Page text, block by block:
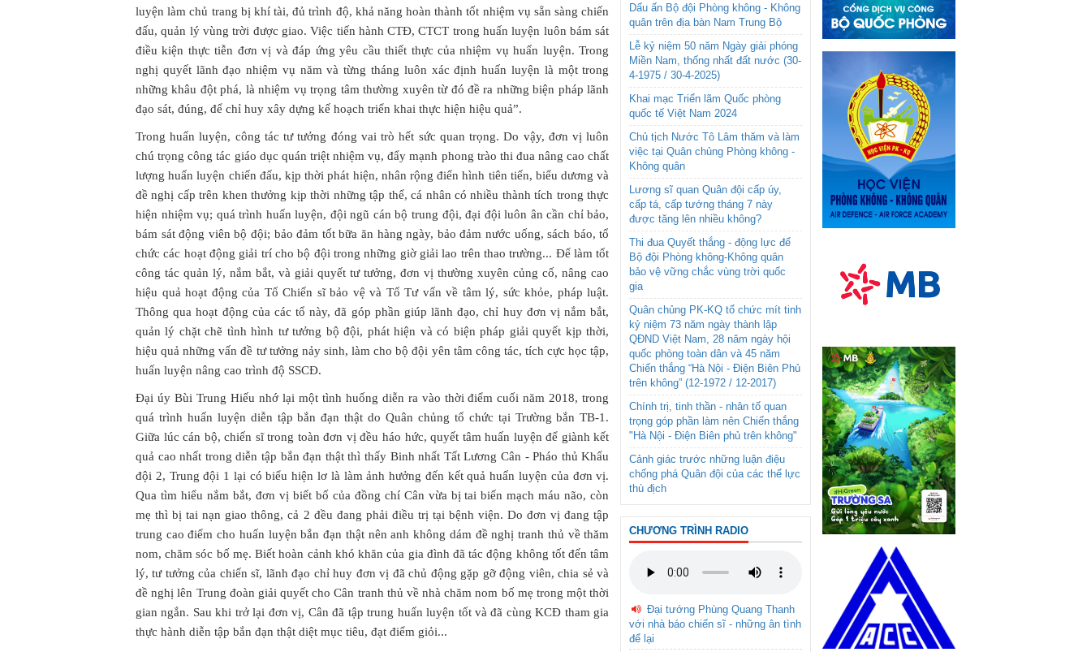
luyện làm chủ trang bị khí tài, đủ trình độ, khả năng hoàn thành tốt nhiệm vụ sẵn sàng chiến
đấu, quản lý vùng trời được giao. Việc tiến hành CTĐ, CTCT trong huấn luyện luôn bám sát
điều kiện thực tiễn đơn vị và đáp ứng yêu cầu thiết thực của nhiệm vụ huấn luyện. Trong
nghị quyết lãnh đạo nhiệm vụ năm và từng tháng luôn xác định huấn luyện là một trong
những khâu đột phá, là nhiệm vụ trọng tâm thường xuyên từ đó đề ra những biện pháp lãnh
đạo sát, đúng, để chỉ huy xây dựng kế hoạch triển khai thực hiện hiệu quả”.
Trong huấn luyện, công tác tư tưởng đóng vai trò hết sức quan trọng. Do vậy, đơn vị luôn
chú trọng công tác giáo dục quán triệt nhiệm vụ, đẩy mạnh phong trào thi đua nâng cao chất
lượng huấn luyện chiến đấu, kịp thời phát hiện, nhân rộng điển hình tiên tiến, biểu dương và
đề nghị cấp trên khen thưởng kịp thời những tập thể, cá nhân có nhiều thành tích trong thực
hiện nhiệm vụ; quá trình huấn luyện, đội ngũ cán bộ trung đội, đại đội luôn ân cần chỉ bảo,
bám sát động viên bộ đội; bảo đảm tốt bữa ăn hàng ngày, bảo đảm nước uống, sách báo, tổ
chức các hoạt động giải trí cho bộ đội trong những giờ giải lao trên thao trường... Để làm tốt
công tác quản lý, nắm bắt, và giải quyết tư tưởng, đơn vị thường xuyên củng cố, nâng cao
hiệu quả hoạt động của Tổ Chiến sĩ bảo vệ và Tổ Tư vấn về tâm lý, sức khỏe, pháp luật.
Thông qua hoạt động của các tổ này, đã góp phần giúp lãnh đạo, chỉ huy đơn vị nắm bắt,
quản lý chặt chẽ tình hình tư tưởng bộ đội, phát hiện và có biện pháp giải quyết kịp thời,
hiệu quả những vấn đề tư tưởng nảy sinh, làm cho bộ đội yên tâm công tác, tích cực học tập,
huấn luyện nâng cao trình độ SSCĐ.
Đại úy Bùi Trung Hiếu nhớ lại một tình huống diễn ra vào thời điểm cuối năm 2018, trong
quá trình huấn luyện diễn tập bắn đạn thật do Quân chủng tổ chức tại Trường bắn TB-1.
Giữa lúc cán bộ, chiến sĩ trong toàn đơn vị đều háo hức, quyết tâm huấn luyện để giành kết
quả cao nhất trong diễn tập bắn đạn thật thì thấy Binh nhất Tất Lương Cân - Pháo thủ Khẩu
đội 2, Trung đội 1 lại có biểu hiện lơ là làm ảnh hưởng đến kết quả huấn luyện của đơn vị.
Qua tìm hiểu nắm bắt, đơn vị biết bố của đồng chí Cân vừa bị tai biến mạch máu não, còn
mẹ thì bị tai nạn giao thông, cả 2 đều đang phải điều trị tại bệnh viện. Do đơn vị đang tập
trung cao điểm cho huấn luyện bắn đạn thật nên anh không dám đề nghị tranh thủ về thăm
nom, chăm sóc bố mẹ. Biết hoàn cảnh khó khăn của gia đình đã tác động không tốt đến tâm
lý, tư tưởng của chiến sĩ, lãnh đạo chỉ huy đơn vị đã chủ động gặp gỡ động viên, chia sẻ và
đề nghị lên Trung đoàn giải quyết cho Cân tranh thủ về nhà chăm nom bố mẹ trong một thời
gian ngắn. Sau khi trở lại đơn vị, Cân đã tập trung huấn luyện tốt và đã cùng KCĐ tham gia
thực hành diễn tập bắn đạn thật diệt mục tiêu, đạt điểm giỏi...
Dấu ấn Bộ đội Phòng không - Không
quân trên địa bàn Nam Trung Bộ
Lễ kỷ niệm 50 năm Ngày giải phóng
Miền Nam, thống nhất đất nước (30-
4-1975 / 30-4-2025)
Khai mạc Triển lãm Quốc phòng
quốc tế Việt Nam 2024
Chủ tịch Nước Tô Lâm thăm và làm
việc tại Quân chủng Phòng không -
Không quân
Lương sĩ quan Quân đội cấp úy,
cấp tá, cấp tướng tháng 7 này
được tăng lên nhiều không?
Thi đua Quyết thắng - động lực để
Bộ đội Phòng không-Không quân
bảo vệ vững chắc vùng trời quốc
gia
Quân chủng PK-KQ tổ chức mít tinh
kỷ niệm 73 năm ngày thành lập
QĐND Việt Nam, 28 năm ngày hội
quốc phòng toàn dân và 45 năm
Chiến thắng “Hà Nội - Điện Biên Phủ
trên không” (12-1972 / 12-2017)
Chính trị, tinh thần - nhân tố quan
trọng góp phần làm nên Chiến thắng
"Hà Nội - Điện Biên phủ trên không"
Cảnh giác trước những luận điệu
chống phá Quân đội của các thế lực
thù địch
CHƯƠNG TRÌNH RADIO
Đại tướng Phùng Quang Thanh
với nhà báo chiến sĩ - những ân tình
để lại